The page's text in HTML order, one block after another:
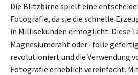
Die Blitzbirne spielt eine
Fotografie, da sie die schnelle
in Millisekunden ermöglicht. Diese
Magnesiumdraht oder -folie
revolutioniert und die Verwendung
Fotografie erheblich vereinfacht.